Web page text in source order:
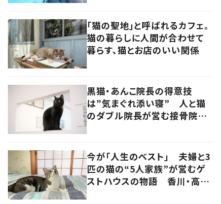
「猫の聖地」と呼ばれるカフェ。
猫の暮らしに人間が合わせて
暮らす、猫とお店のいい関係
黒猫・あんこ院長の得意技
は”気まぐれ添い寝” 人と猫
のダブル院長が営む接骨院
今が「人生のベスト」 夫婦と3
匹の猫の“5人家族”が営むゲ
ストハウスの物語 香川・高松